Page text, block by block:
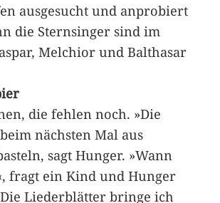
ausgesucht und anprobiert
die Sternsinger sind im
Melchior und Balthasar
die fehlen noch. »Die
nächsten Mal aus
sagt Hunger. »Wann
fragt ein Kind und Hunger
Liederblätter bringe ich